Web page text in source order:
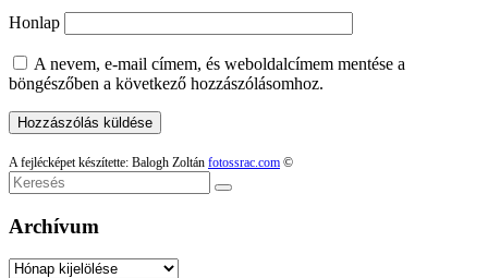
Honlap
A nevem, e-mail címem, és weboldalcímem mentése a
böngészőben a következő hozzászólásomhoz.
A fejlécképet készítette: Balogh Zoltán fotossrac.com ©
Keresés
Archívum
Archívum